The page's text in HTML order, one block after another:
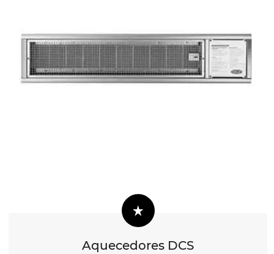
Aquecedores DCS